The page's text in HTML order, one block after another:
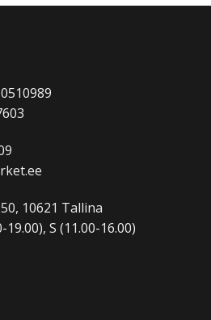
10621 Tallina
19.00), S (11.00-16.00)